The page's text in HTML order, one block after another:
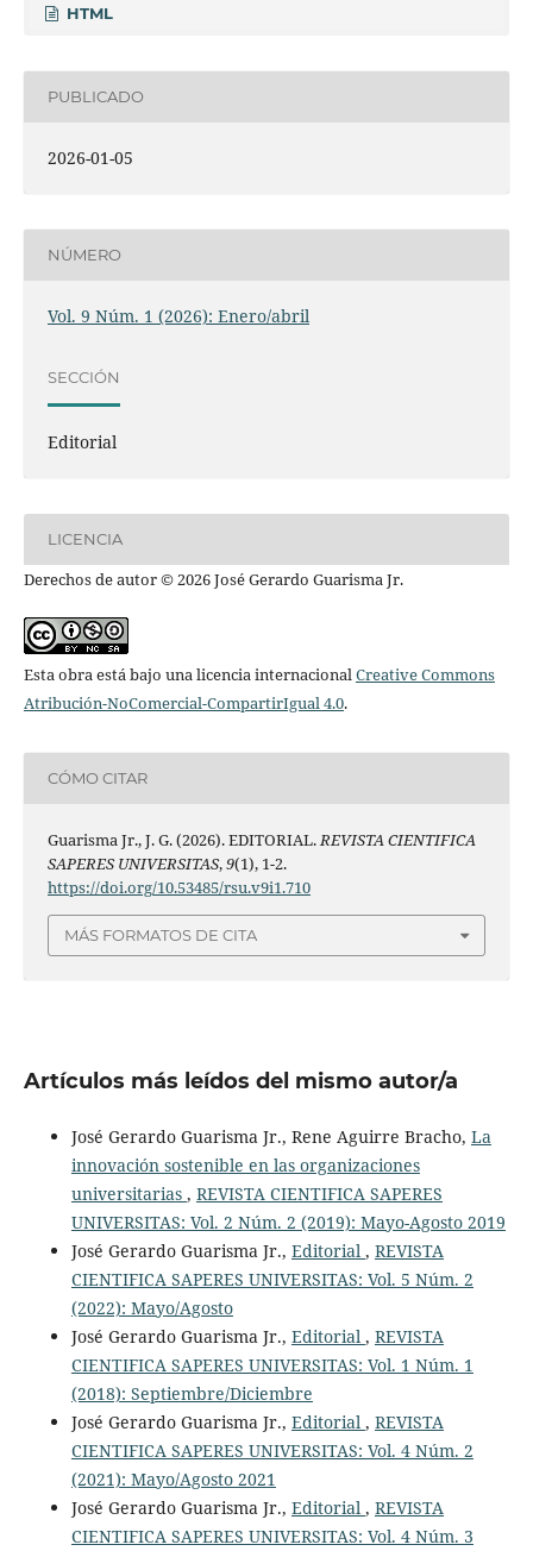
HTML
PUBLICADO
2026-01-05
NÚMERO
Vol. 9 Núm. 1 (2026): Enero/abril
SECCIÓN
Editorial
LICENCIA
Derechos de autor © 2026 José Gerardo Guarisma Jr.
Esta obra está bajo una licencia internacionalCreative Commons
Atribución-NoComercial-CompartirIgual 4.0.
CÓMO CITAR
Guarisma Jr., J. G. (2026). EDITORIAL.REVISTA CIENTIFICA
SAPERES UNIVERSITAS,9(1), 1-2.
https://doi.org/10.53485/rsu.v9i1.710
MÁS FORMATOS DE CITA
Artículos más leídos del mismo autor/a
José Gerardo Guarisma Jr., Rene Aguirre Bracho, La
innovación sostenible en las organizaciones
universitarias , REVISTA CIENTIFICA SAPERES
UNIVERSITAS: Vol. 2 Núm. 2 (2019): Mayo-Agosto 2019
José Gerardo Guarisma Jr., Editorial , REVISTA
CIENTIFICA SAPERES UNIVERSITAS: Vol. 5 Núm. 2
(2022): Mayo/Agosto
José Gerardo Guarisma Jr., Editorial , REVISTA
CIENTIFICA SAPERES UNIVERSITAS: Vol. 1 Núm. 1
(2018): Septiembre/Diciembre
José Gerardo Guarisma Jr., Editorial , REVISTA
CIENTIFICA SAPERES UNIVERSITAS: Vol. 4 Núm. 2
(2021): Mayo/Agosto 2021
José Gerardo Guarisma Jr., Editorial , REVISTA
CIENTIFICA SAPERES UNIVERSITAS: Vol. 4 Núm. 3